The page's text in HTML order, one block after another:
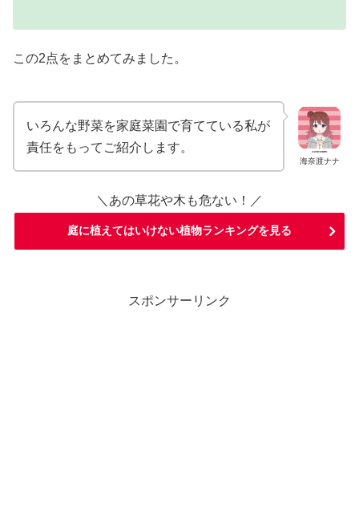
この2点をまとめてみました。
海奈渡ナナ
いろんな野菜を家庭菜園で育てている私が
責任をもってご紹介します。
＼あの草花や木も危ない！／
庭に植えてはいけない植物ランキングを見る
スポンサーリンク